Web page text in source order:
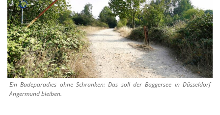
Ein Badeparadies ohne Schranken: Das soll der Baggersee in Düsseldorf
Angermund bleiben.